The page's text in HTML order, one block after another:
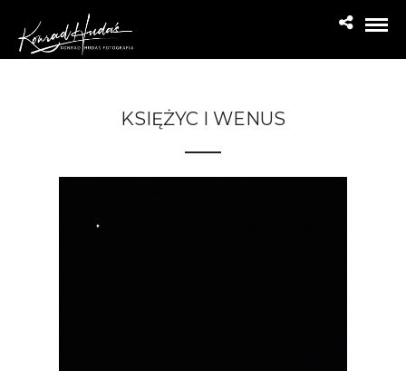
KSIĘŻYC I WENUS